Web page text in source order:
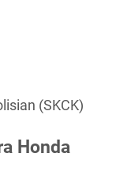
(SKCK)
Honda